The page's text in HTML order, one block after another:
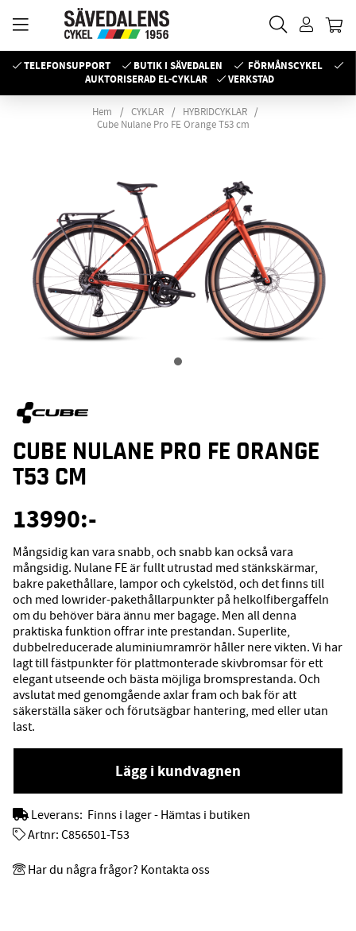
TELEFONSUPPORT BUTIK I SÄVEDALEN
FÖRMÅNSCYKEL
AUKTORISERAD EL-CYKLAR
VERKSTAD
Hem CYKLAR
HYBRIDCYKLAR
Cube Nulane Pro FE Orange T53 cm
CUBE NULANE PRO FE ORANGE
T53 CM
13990:-
Mångsidig kan vara snabb, och snabb kan också vara
mångsidig. Nulane FE är fullt utrustad med stänkskärmar,
bakre pakethållare, lampor och cykelstöd, och det finns till
och med lowrider-pakethållarpunkter på helkolfibergaffeln
om du behöver bära ännu mer bagage. Men all denna
praktiska funktion offrar inte prestandan. Superlite,
dubbelreducerade aluminiumramrör håller nere vikten. Vi har
lagt till fästpunkter för plattmonterade skivbromsar för ett
elegant utseende och bästa möjliga bromsprestanda. Och
avslutat med genomgående axlar fram och bak för att
säkerställa säker och förutsägbar hantering, med eller utan
last.
Lägg i kundvagnen
Leverans: Finns i lager - Hämtas i butiken
Artnr: C856501-T53
Har du några frågor? Kontakta oss